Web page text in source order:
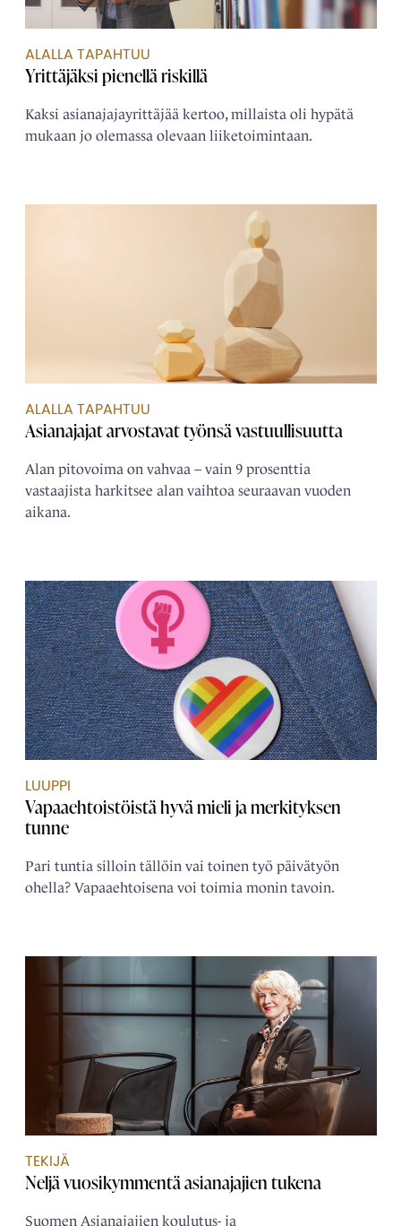
ALALLA TAPAHTUU
Yrittäjäksi pienellä riskillä
Kaksi asianajajayrittäjää kertoo, millaista oli hypätä
mukaan jo olemassa olevaan liiketoimintaan.
ALALLA TAPAHTUU
Asianajajat arvostavat työnsä vastuullisuutta
Alan pitovoima on vahvaa – vain 9 prosenttia
vastaajista harkitsee alan vaihtoa seuraavan vuoden
aikana.
LUUPPI
Vapaaehtoistöistä hyvä mieli ja merkityksen
tunne
Pari tuntia silloin tällöin vai toinen työ päivätyön
ohella? Vapaaehtoisena voi toimia monin tavoin.
TEKIJÄ
Neljä ­vuosikymmentä ­asianajajien tukena
Suomen Asianajajien koulutus- ja